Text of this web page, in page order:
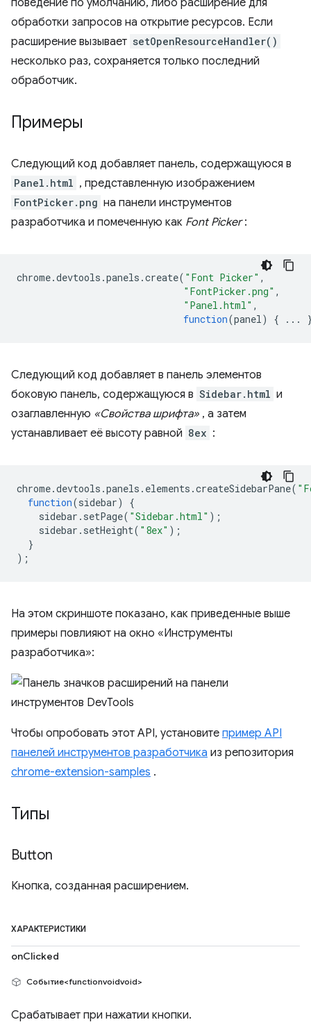
поведение по умолчанию, либо расширение для
обработки запросов на открытие ресурсов. Если
расширение вызывает setOpenResourceHandler()
несколько раз, сохраняется только последний
обработчик.
Примеры
Следующий код добавляет панель, содержащуюся в
Panel.html , представленную изображением
FontPicker.png на панели инструментов
разработчика и помеченную как Font Picker:
chrome.devtools .panels .create( "Font Picker" ,
"FontPicker.png" ,
"Panel.html" ,
function(panel) { ...
Следующий код добавляет в панель элементов
боковую панель, содержащуюся в Sidebar.html и
озаглавленную «Свойства шрифта» , а затем
устанавливает её высоту равной 8ex :
chrome.devtools .panels . elements .createSidebarPane(
function(sidebar)
{
sidebar . setPage( "Sidebar.html" );
sidebar . setHeight( "8ex" );
}
);
На этом скриншоте показано, как приведенные выше
примеры повлияют на окно «Инструменты
разработчика»:
Чтобы опробовать этот API, установите пример API
панелей инструментов разработчика из репозитория
chrome-extension-samples .
Типы
Button
Кнопка, созданная расширением.
ХАРАКТЕРИСТИКИ
onClicked
Событие<functionvoidvoid>
Срабатывает при нажатии кнопки.